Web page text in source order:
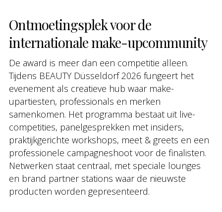
Ontmoetingsplek voor de
internationale make-upcommunity
De award is meer dan een competitie alleen.
Tijdens BEAUTY Düsseldorf 2026 fungeert het
evenement als creatieve hub waar make-
upartiesten, professionals en merken
samenkomen. Het programma bestaat uit live-
competities, panelgesprekken met insiders,
praktijkgerichte workshops, meet & greets en een
professionele campagneshoot voor de finalisten.
Netwerken staat centraal, met speciale lounges
en brand partner stations waar de nieuwste
producten worden gepresenteerd.